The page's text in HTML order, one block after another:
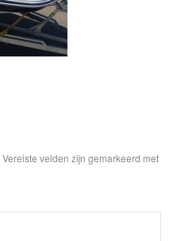
Vereiste velden zijn gemarkeerd met